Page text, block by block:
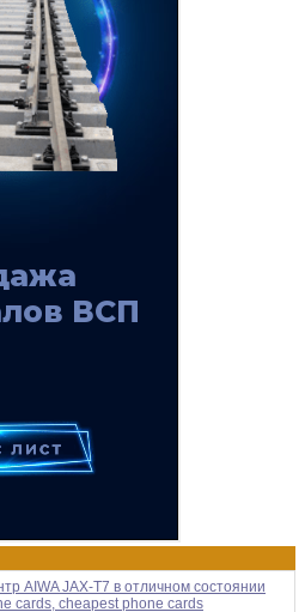
AIWA JAX-T7 в отличном состоянии
cards, cheapest phone cards